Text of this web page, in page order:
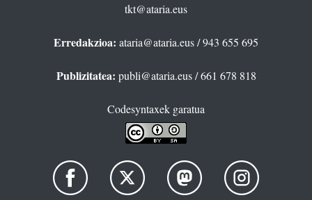
tkt@ataria.eus
Erredakzioa: ataria@ataria.eus/ 943 655 695
Publizitatea: publi@ataria.eus/ 661 678 818
Codesyntaxek garatua